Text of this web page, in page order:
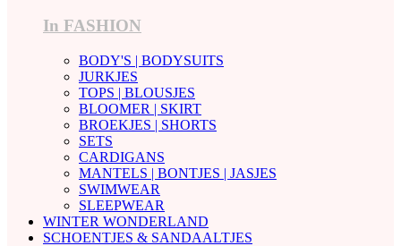
In FASHION
BODY'S | BODYSUITS
JURKJES
TOPS | BLOUSJES
BLOOMER | SKIRT
BROEKJES | SHORTS
SETS
CARDIGANS
MANTELS | BONTJES | JASJES
SWIMWEAR
SLEEPWEAR
WINTER WONDERLAND
SCHOENTJES & SANDAALTJES